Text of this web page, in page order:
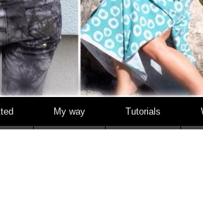
My way Tutorials